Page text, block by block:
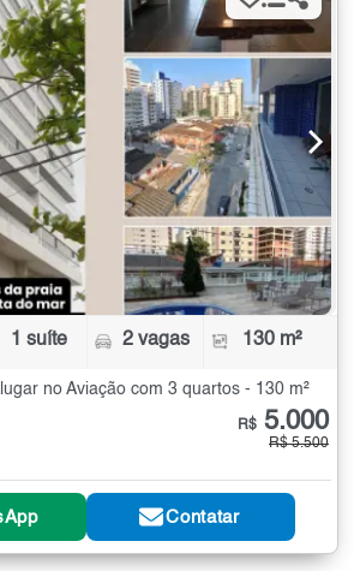
1 suíte 2 vagas 130 m²
no Aviação com 3 quartos - 130 m²
R$ 5.000
R$ 5.500
Contatar